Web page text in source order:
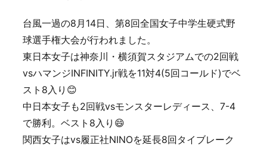
台風一過の8月14日、第8回全国女子中学生硬式野
球選手権大会が行われました。
東日本女子は神奈川・横須賀スタジアムでの2回戦
vsハマンジINFINITY.jr戦を11対4(5回コールド)でベ
スト8入り😊
中日本女子も2回戦vsモンスターレディース、7-4
で勝利。ベスト8入り😄
関西女子はvs履正社NINOを延長8回タイブレーク